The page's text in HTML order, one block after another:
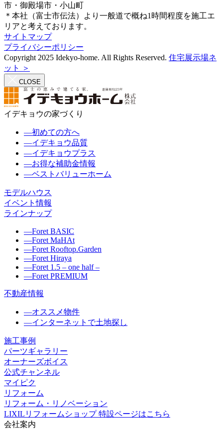
市・御殿場市・小山町
＊本社（富士市伝法）より一般道で概ね1時間程度を施工エ
リアと考えております。
サイトマップ
プライバシーポリシー
Copyright 2025 Idekyo-home. All Rights Reserved. 住宅展示場ネ
ット ＞
CLOSE
イデキョウの家づくり
―初めての方へ
―イデキョウ品質
―イデキョウプラス
―お得な補助金情報
―ベストバリューホーム
モデルハウス
イベント情報
ラインナップ
―Foret BASIC
―Foret MaHAt
―Foret Rooftop.Garden
―Foret Hiraya
―Foret 1.5 – one half –
―Foret PREMIUM
不動産情報
―オススメ物件
―インターネットで土地探し
施工事例
パーツギャラリー
オーナーズボイス
公式チャンネル
マイピク
リフォーム
リフォーム・リノベーション
LIXILリフォームショップ 特設ページはこちら
会社案内